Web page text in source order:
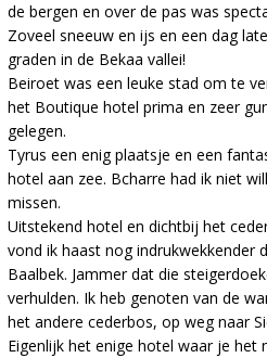
de bergen en over de pas was
Zoveel sneeuw en ijs en een dag
graden in de Bekaa vallei!
Beiroet was een leuke stad om te
het Boutique hotel prima en zeer
gelegen.
Tyrus een enig plaatsje en een
hotel aan zee. Bcharre had ik niet
missen.
Uitstekend hotel en dichtbij het
vond ik haast nog indrukwekkender
Baalbek. Jammer dat die
verhulden. Ik heb genoten van de
het andere cederbos, op weg naar
Eigenlijk het enige hotel waar je het